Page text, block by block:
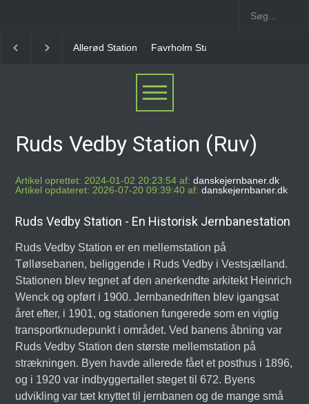
Favrholm Station Hillerød Lokal Station
Ruds Vedby Station (Ruv)
Artikel oprettet: 2024-01-02 20:23:54 af: danskejernbaner.dk
Artikel opdateret: 2026-07-20 09:39:40 af: danskejernbaner.dk
Ruds Vedby Station - En Historisk Jernbanestation
Ruds Vedby Station er en mellemstation på
Tølløsebanen, beliggende i Ruds Vedby i Vestsjælland.
Stationen blev tegnet af den anerkendte arkitekt Heinrich
Wenck og opført i 1900. Jernbanedriften blev igangsat
året efter, i 1901, og stationen fungerede som en vigtig
transportknudepunkt i området. Ved banens åbning var
Ruds Vedby Station den største mellemstation på
strækningen. Byen havde allerede fået et posthus i 1896,
og i 1920 var indbyggertallet steget til 672. Byens
udvikling var tæt knyttet til jernbanen og de mange små